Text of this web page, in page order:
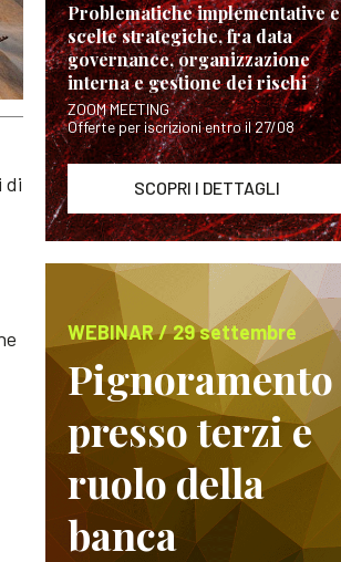
di
Problematiche implementative e
scelte strategiche, fra data
governance, organizzazione
interna e gestione dei rischi
ZOOM MEETING
Offerte per iscrizioni entro il 27/08
SCOPRI I DETTAGLI
WEBINAR / 29 settembre
Pignoramento
presso terzi e
ruolo della
banca